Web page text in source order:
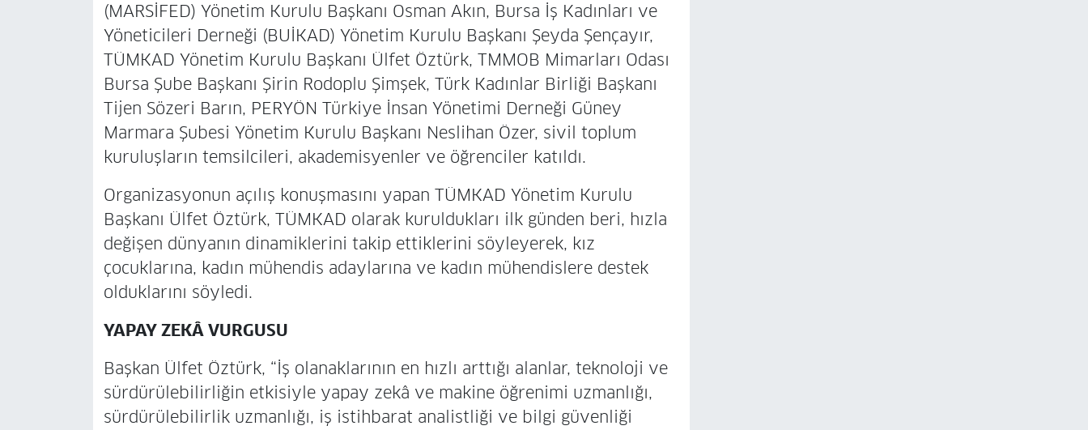
(MARSİFED) Yönetim Kurulu Başkanı Osman Akın, Bursa İş Kadınları ve
Yöneticileri Derneği (BUİKAD) Yönetim Kurulu Başkanı Şeyda Şençayır,
TÜMKAD Yönetim Kurulu Başkanı Ülfet Öztürk, TMMOB Mimarları Odası
Bursa Şube Başkanı Şirin Rodoplu Şimşek, Türk Kadınlar Birliği Başkanı
Tijen Sözeri Barın, PERYÖN Türkiye İnsan Yönetimi Derneği Güney
Marmara Şubesi Yönetim Kurulu Başkanı Neslihan Özer, sivil toplum
kuruluşların temsilcileri, akademisyenler ve öğrenciler katıldı.
Organizasyonun açılış konuşmasını yapan TÜMKAD Yönetim Kurulu
Başkanı Ülfet Öztürk, TÜMKAD olarak kuruldukları ilk günden beri, hızla
değişen dünyanın dinamiklerini takip ettiklerini söyleyerek, kız
çocuklarına, kadın mühendis adaylarına ve kadın mühendislere destek
olduklarını söyledi.
YAPAY ZEKÂ VURGUSU
Başkan Ülfet Öztürk, “İş olanaklarının en hızlı arttığı alanlar, teknoloji ve
sürdürülebilirliğin etkisiyle yapay zekâ ve makine öğrenimi uzmanlığı,
sürdürülebilirlik uzmanlığı, iş istihbarat analistliği ve bilgi güvenliği